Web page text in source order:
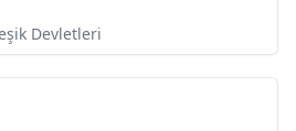
Devletleri